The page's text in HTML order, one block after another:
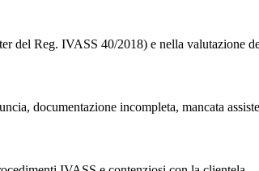
del Reg. IVASS 40/2018) e nella valutazione
documentazione incompleta, mancata